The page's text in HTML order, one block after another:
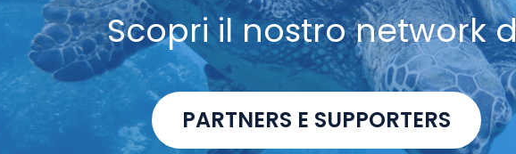
Scopri il nostro network
PARTNERS E SUPPORTERS